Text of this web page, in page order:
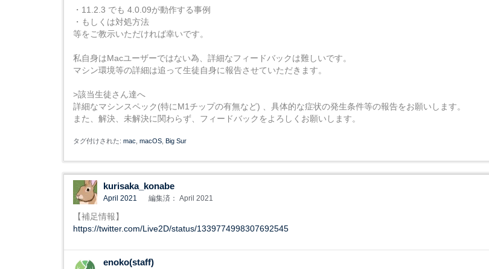
・11.2.3 でも 4.0.09が動作する事例
・もしくは対処方法
等をご教示いただければ幸いです。
私自身はMacユーザーではない為、詳細なフィードバックは難しいです。
マシン環境等の詳細は追って生徒自身に報告させていただきます。
>該当生徒さん達へ
詳細なマシンスペック(特にM1チップの有無など) 、具体的な症状の発生条件等の報告をお願いします。
また、解決、未解決に関わらず、フィードバックをよろしくお願いします。
タグ付けされた: mac macOS Big Sur
kurisaka_konabe
April 2021 編集済： April 2021
【補足情報】
https://twitter.com/Live2D/status/1339774998307692545
enoko(staff)